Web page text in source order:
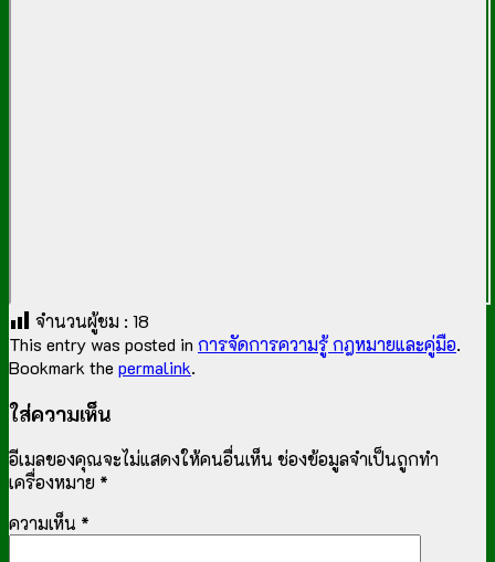
จำนวนผู้ชม : 18
This entry was posted in การจัดการความรู้ กฎหมายและคู่มือ.
Bookmark the permalink.
ใส่ความเห็น
อีเมลของคุณจะไม่แสดงให้คนอื่นเห็น ช่องข้อมูลจำเป็นถูกทำ
เครื่องหมาย *
ความเห็น *